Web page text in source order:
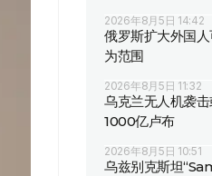
2026年8月5日 14:42
俄罗斯扩大外国
为范围
2026年8月5日 11:32
乌克兰无人机袭
1000亿卢布
2026年8月5日 10:51
乌兹别克斯坦